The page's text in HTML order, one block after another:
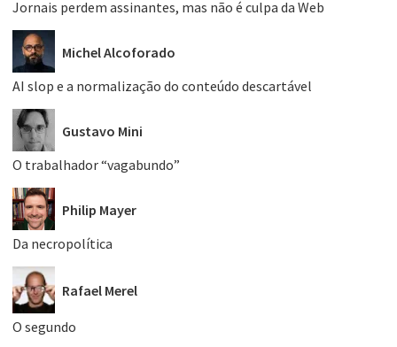
Jornais perdem assinantes, mas não é culpa da Web
Michel Alcoforado
AI slop e a normalização do conteúdo descartável
Gustavo Mini
O trabalhador “vagabundo”
Philip Mayer
Da necropolítica
Rafael Merel
O segundo